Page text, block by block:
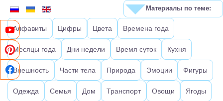
Алфавиты Цифры Цвета Времена года
Месяцы года Дни недели Время суток Кухня
Внешность Части тела Природа Эмоции Фигуры
Одежда Семья Дом Транспорт Овощи Ягоды
Материалы по теме: